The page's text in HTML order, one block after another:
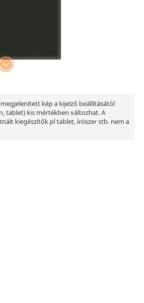
kép a kijelző beállításától
tablet) kis mértékben változhat. A
kiegészítők pl tablet, írószer stb. nem a